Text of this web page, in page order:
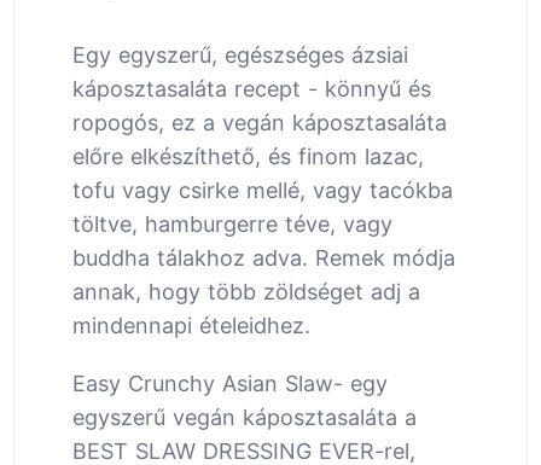
Egy egyszerű, egészséges ázsiai
káposztasaláta recept - könnyű és
ropogós, ez a vegán káposztasaláta
előre elkészíthető, és finom lazac,
tofu vagy csirke mellé, vagy tacókba
töltve, hamburgerre téve, vagy
buddha tálakhoz adva. Remek módja
annak, hogy több zöldséget adj a
mindennapi ételeidhez.
Easy Crunchy Asian Slaw- egy
egyszerű vegán káposztasaláta a
BEST SLAW DRESSING EVER-rel,